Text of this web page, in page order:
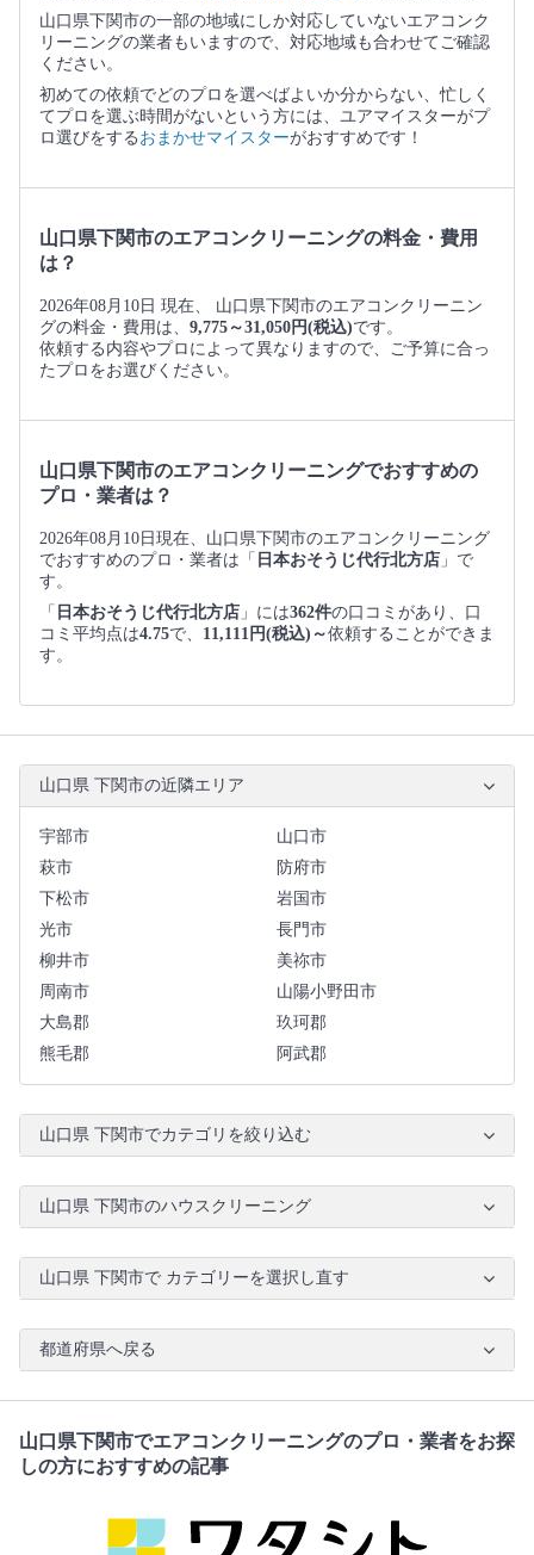
山口県下関市の一部の地域にしか対応していないエアコンク
リーニングの業者もいますので、対応地域も合わせてご確認
ください。
初めての依頼でどのプロを選べばよいか分からない、忙しく
てプロを選ぶ時間がないという方には、ユアマイスターがプ
ロ選びをする おまかせマイスターがおすすめです！
山口県下関市のエアコンクリーニングの料金・費用
は？
2026年08月10日 現在、 山口県下関市のエアコンクリーニン
グの料金・費用は、 9,775～31,050円(税込)です。
依頼する内容やプロによって異なりますので、ご予算に合っ
たプロをお選びください。
山口県下関市のエアコンクリーニングでおすすめの
プロ・業者は？
2026年08月10日現在、山口県下関市のエアコンクリーニング
でおすすめのプロ・業者は「 日本おそうじ代行北方店 」で
す。
「 日本おそうじ代行北方店 」には362件の口コミがあり、口
コミ平均点は4.75で、 11,111円(税込)～依頼することができま
す。
山口県 下関市の近隣エリア
宇部市
山口市
萩市
防府市
下松市
岩国市
光市
長門市
柳井市
美祢市
周南市
山陽小野田市
大島郡
玖珂郡
熊毛郡
阿武郡
山口県 下関市でカテゴリを絞り込む
山口県 下関市のハウスクリーニング
山口県 下関市で カテゴリーを選択し直す
都道府県へ戻る
山口県下関市でエアコンクリーニングのプロ・業者をお探
しの方におすすめの記事